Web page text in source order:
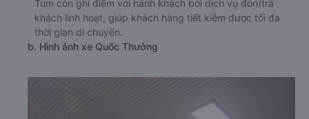
Tum còn ghi điểm với hành khách bởi dịch vụ đón/trả
khách linh hoạt, giúp khách hàng tiết kiệm được tối đa
thời gian di chuyển.
b. Hình ảnh xe Quốc Thưởng